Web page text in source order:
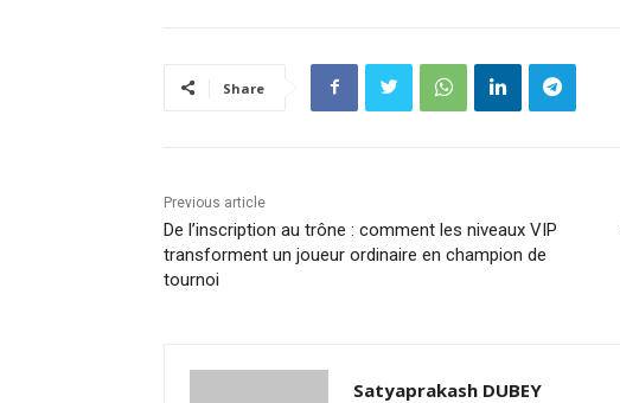
Share
Previous article
De l’inscription au trône : comment les niveaux VIP
transforment un joueur ordinaire en champion de
tournoi
Satyaprakash DUBEY